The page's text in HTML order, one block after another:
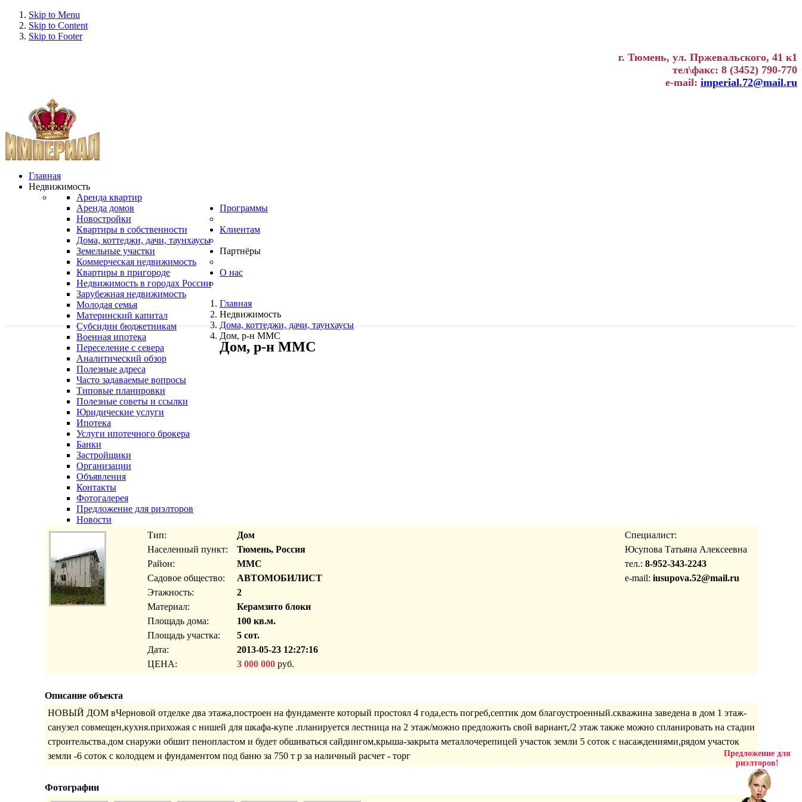
Skip to Menu
Skip to Content
Skip to Footer
г. Тюмень, ул. Пржевальского, 41 к1
тел\факс: 8 (3452) 790-770
e-mail: imperial.72@mail.ru
Главная
Недвижимость
Аренда квартир
Аренда домов
Новостройки
Квартиры в собственности
Дома, коттеджи, дачи, таунхаусы
Земельные участки
Коммерческая недвижимость
Квартиры в пригороде
Недвижимость в городах России
Зарубежная недвижимость
Программы
Молодая семья
Материнский капитал
Субсидии бюджетникам
Военная ипотека
Переселение с севера
Клиентам
Аналитический обзор
Полезные адреса
Часто задаваемые вопросы
Типовые планировки
Полезные советы и ссылки
Юридические услуги
Ипотека
Услуги ипотечного брокера
Партнёры
Банки
Застройщики
Организации
О нас
Объявления
Контакты
Фотогалерея
Предложение для риэлторов
Новости
Главная
Недвижимость
Дома, коттеджи, дачи, таунхаусы
Дом, р-н ММС
Дом, р-н ММС
Тип:
Дом
Населенный пункт:
Тюмень, Россия
Район:
ММС
Садовое общество:
АВТОМОБИЛИСТ
Этажность:
2
Материал:
Керамзито блоки
Площадь дома:
100 кв.м.
Площадь участка:
5 сот.
Дата:
2013-05-23 12:27:16
ЦЕНА:
3 000 000руб.
Специалист:
Юсупова Татьяна Алексеевна
тел.: 8-952-343-2243
e-mail: iusupova.52@mail.ru
Описание объекта
НОВЫЙ ДОМ вЧерновой отделке два этажа,построен на фундаменте который простоял 4 года,есть погреб,септик дом благоустроенный.скважина заведена в дом 1 этаж-
санузел совмещен,кухня.прихожая с нишей для шкафа-купе .планируется лестница на 2 этаж/можно предложить свой вариант,/2 этаж также можно спланировать на стадии
строительства.дом снаружи обшит пенопластом и будет обшиваться сайдингом,крыша-закрыта металлочерепицей участок земли 5 соток с насаждениями,рядом участок
земли -6 соток с колодцем и фундаментом под баню за 750 т р за наличный расчет - торг
Фотографии
Предложение для
риэлторов!